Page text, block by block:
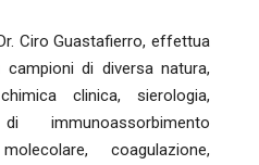
Ciro Guastafierro, effettua
di diversa natura,
clinica, sierologia,
immunoassorbimento
coagulazione,